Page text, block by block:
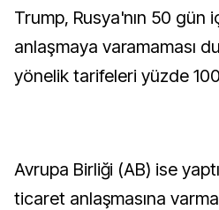
Trump, Rusya'nın 50 gün
anlaşmaya varamaması
yönelik tarifeleri yüzde 100
Avrupa Birliği (AB) ise
ticaret anlaşmasına